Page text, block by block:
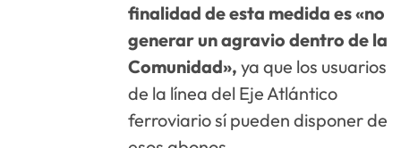
finalidad de esta medida es «no
generar un agravio dentro de la
Comunidad», ya que los usuarios
de la línea del Eje Atlántico
ferroviario sí pueden disponer de